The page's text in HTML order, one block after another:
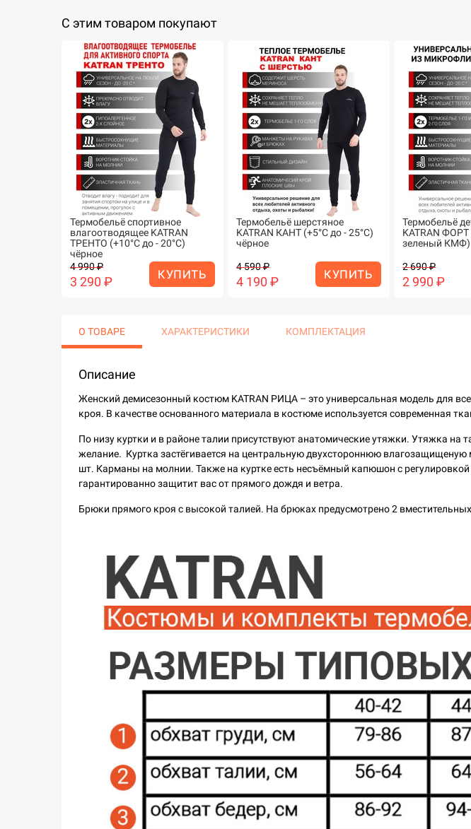
С этим товаром покупают
Термобельё спортивное
влагоотводящее KATRAN
ТРЕНТО (+10°С до - 20°С)
чёрное
4 990 ₽
3 290 ₽ КУПИТЬ
Термобельё шерстяное
KATRAN КАНТ (+5°С до - 25°С)
чёрное
4 590 ₽
4 190 ₽ КУПИТЬ
Термобельё
KATRAN
зеленый КМФ)
2 690 ₽
2 990 ₽
О ТОВАРЕ ХАРАКТЕРИСТИКИ КОМПЛЕКТАЦИЯ
Описание
Женский демисезонный костюм KATRAN РИЦА – это универсальная модель для
кроя. В качестве основанного материала в костюме используется современная
По низу куртки и в районе талии присутствуют анатомические утяжки. Утяжка на
желание. Куртка застёгивается на центральную двухстороннюю
шт. Карманы на молнии. Также на куртке есть несъёмный капюшон с
гарантированно защитит вас от прямого дождя и ветра.
Брюки прямого кроя с высокой талией. На брюках предусмотрено 2